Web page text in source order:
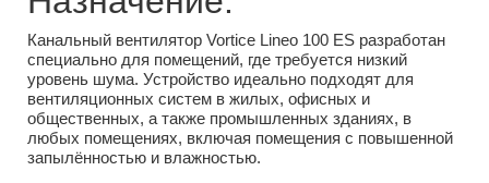
Канальный вентилятор Vortice Lineo 100 ES разработан
специально для помещений, где требуется низкий
уровень шума. Устройство идеально подходят для
вентиляционных систем в жилых, офисных и
общественных, а также промышленных зданиях, в
любых помещениях, включая помещения с повышенной
запылённостью и влажностью.